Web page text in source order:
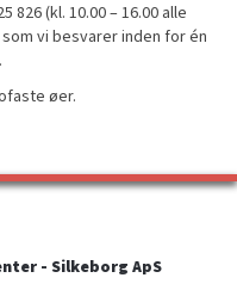
826 (kl. 10.00 – 16.00 alle
vi besvarer inden for én
øer.
- Silkeborg ApS